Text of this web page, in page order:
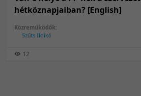
hétköznapjaiban? [English]
Közreműködők:
Szűts Ildikó
12